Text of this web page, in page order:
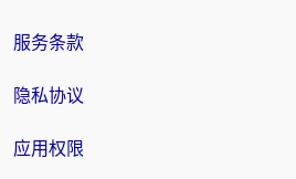
服务条款
隐私协议
应用权限